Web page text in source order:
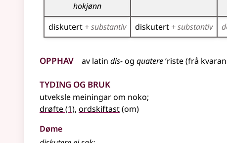
hokjønn
diskutert + substantiv diskutert + substantiv
Opphav av latin dis-og quatere‘riste (frå
Tyding og bruk
utveksle meiningar om noko;
drøfte(1), ordskiftast(om)
Døme